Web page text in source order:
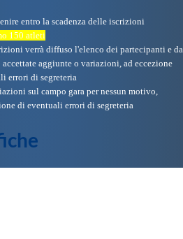
entro la scadenza delle iscrizioni
150 atleti
verrà diffuso l'elenco dei partecipanti e da
aggiunte o variazioni, ad eccezione
errori di segreteria
sul campo gara per nessun motivo,
di eventuali errori di segreteria